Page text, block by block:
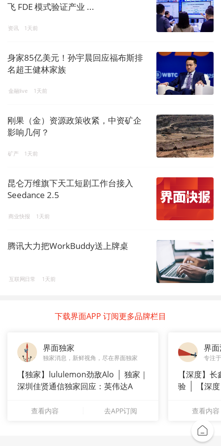
飞 FDE 模式验证产业 ...
资讯 1天前
身家85亿美元！孙宇晨回应福布斯排
名超王健林家族
金融live 1天前
刚果（金）资源政策收紧，中资矿企
影响几何？
矿产 1天前
昆仑万维旗下天工短剧工作台接入
Seedance 2.5
商业快报 1天前
腾讯大力把WorkBuddy送上牌桌
互联网日常 1天前
下载界面APP 订阅更多品牌栏目
界面独家
独家消息，新鲜视角，尽在界面独家
【独家】lululemon劲敌Alo
独家｜
深圳佳贤通信独家回应：英伟达A
查看内容 去APP订阅
界
专注
【深度】
验
【深
查看内容